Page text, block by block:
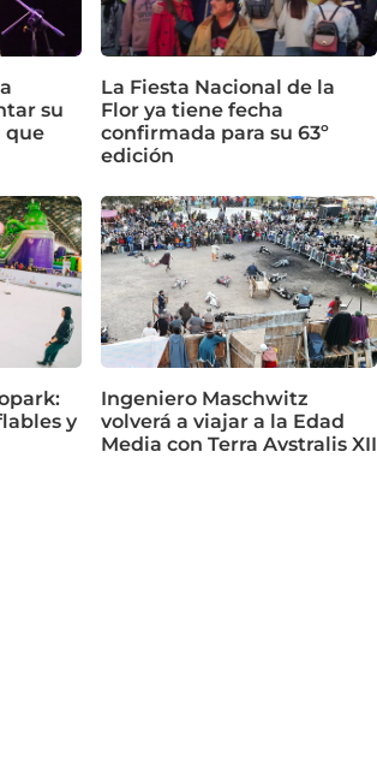
su
que
La Fiesta Nacional de la
Flor ya tiene fecha
confirmada para su 63º
edición
y
Ingeniero Maschwitz
volverá a viajar a la Edad
Media con Terra Avstralis XII